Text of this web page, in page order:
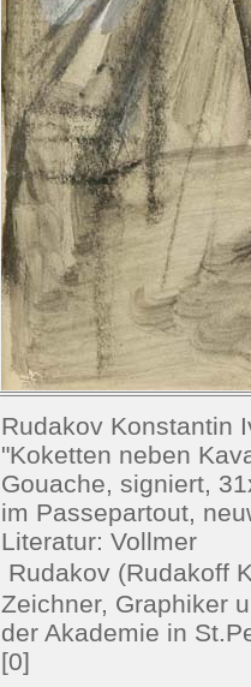
Rudakov Konstantin
"Koketten neben
Gouache, signiert,
im Passepartout,
Literatur: Vollmer
Rudakov (Rudakoff
Zeichner, Graphiker
der Akademie in
[0]